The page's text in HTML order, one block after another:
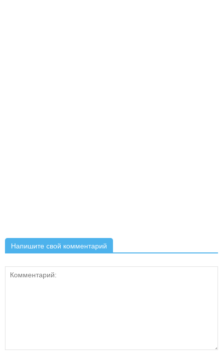
Напишите свой комментарий